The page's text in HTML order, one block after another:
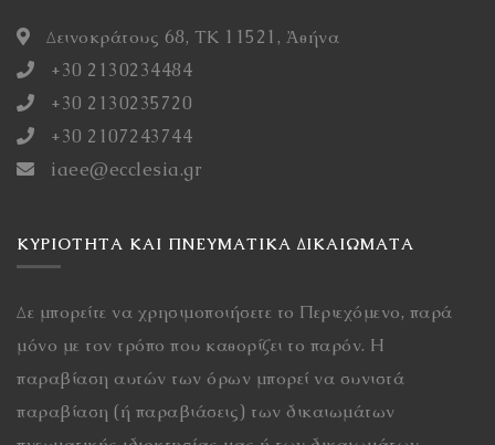
Δεινοκράτους 68, ΤΚ 11521, Ἀθήνα
+30 2130234484
+30 2130235720
+30 2107243744
iaee@ecclesia.gr
ΚΥΡΙΌΤΗΤΑ ΚΑΙ ΠΝΕΥΜΑΤΙΚΆ ΔΙΚΑΙΏΜΑΤΑ
Δε μπορείτε να χρησιμοποιήσετε το Περιεχόμενο, παρά
μόνο με τον τρόπο που καθορίζει το παρόν. Η
παραβίαση αυτών των όρων μπορεί να συνιστά
παραβίαση (ή παραβιάσεις) των δικαιωμάτων